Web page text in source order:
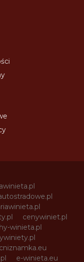
cenywiniet.pl
winieta.pl
e-winieta.eu